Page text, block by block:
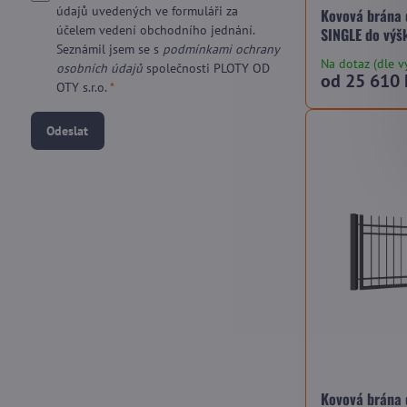
Kovová
SINGLE do
Na dotaz (dle
od 25 610
Kovová
údajů uvedených ve formuláři za
účelem vedení obchodního jednání.
Seznámil jsem se s podmínkami ochrany
osobních údajů společnosti PLOTY OD
OTY s.r.o. *
Odeslat